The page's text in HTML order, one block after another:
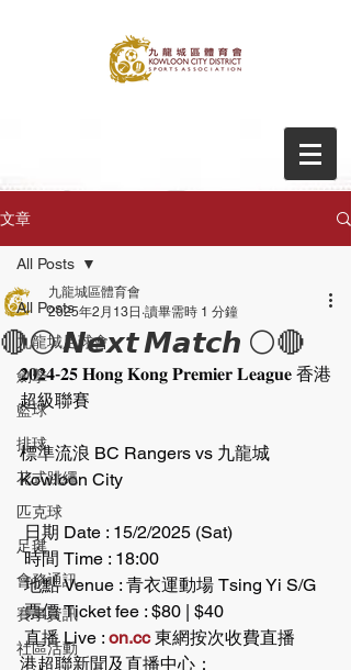
文章
All Posts
九龍城足球會
劍擊
籃球
排球
花式跳繩
匹克球
足毽
會務通訊
賽事資訊
社區活動
All Posts
🔴⚪️ 𝙉𝙚𝙭𝙩 𝙈𝙖𝙩𝙘𝙝 ⚪️🔴
九龍城區體育會
2025年2月13日 讀畢需時 1 分鐘
𝟐𝟎𝟐𝟒-𝟐𝟓 𝐇𝐨𝐧𝐠 𝐊𝐨𝐧𝐠 𝐏𝐫𝐞𝐦𝐢𝐞𝐫 𝐋𝐞𝐚𝐠𝐮𝐞 香港
超級聯賽
標準流浪 BC Rangers vs 九龍城
Kowloon City
日期 Date : 15/2/2025 (Sat)
時間 Time : 18:00
地點 Venue : 青衣運動場 Tsing Yi S/G
票價 Ticket fee : $80 | $40
直播 Live : on.cc 東網按次收費直播
港超聯新聞及直播中心：